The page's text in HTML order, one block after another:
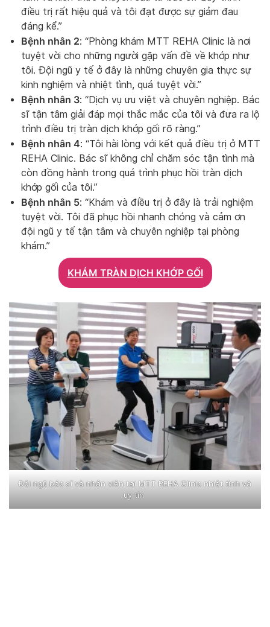
điều trị rất hiệu quả và tôi đạt được sự giảm đau
đáng kể.”
Bệnh nhân 2: “Phòng khám MTT REHA Clinic là nơi
tuyệt vời cho những người gặp vấn đề về khớp như
tôi. Đội ngũ y tế ở đây là những chuyên gia thực sự
kinh nghiệm và nhiệt tình, quá tuyệt vời.”
Bệnh nhân 3: “Dịch vụ ưu việt và chuyên nghiệp. Bác
sĩ tận tâm giải đáp mọi thắc mắc của tôi và đưa ra lộ
trình điều trị tràn dịch khớp gối rõ ràng.”
Bệnh nhân 4: “Tôi hài lòng với kết quả điều trị ở MTT
REHA Clinic. Bác sĩ không chỉ chăm sóc tận tình mà
còn đồng hành trong quá trình phục hồi tràn dịch
khớp gối của tôi.”
Bệnh nhân 5: “Khám và điều trị ở đây là trải nghiệm
tuyệt vời. Tôi đã phục hồi nhanh chóng và cảm ơn
đội ngũ y tế tận tâm và chuyên nghiệp tại phòng
khám.”
KHÁM TRÀN DỊCH KHỚP GỐI
Đội ngũ bác sĩ và nhân viên tại MTT REHA Clinic nhiệt tình và
uy tín